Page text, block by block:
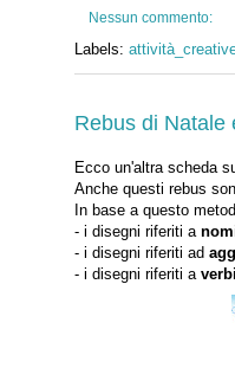
Nessun commento:
Labels:
Rebus di Natale
Ecco un'altra scheda
Anche questi rebus
In base a questo
- i disegni riferiti a
- i disegni riferiti ad
- i disegni riferiti a